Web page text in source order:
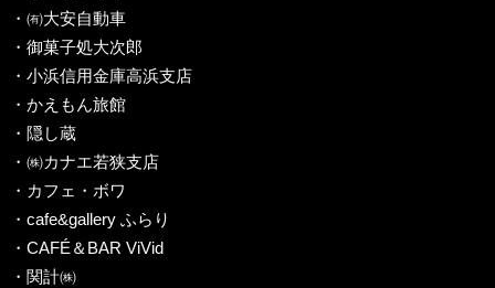
・㈲大安自動車
・御菓子処大次郎
・小浜信用金庫高浜支店
・かえもん旅館
・隠し蔵
・㈱カナエ若狭支店
・カフェ・ボワ
・cafe&gallery ふらり
・CAFÉ＆BAR ViVid
・関計㈱